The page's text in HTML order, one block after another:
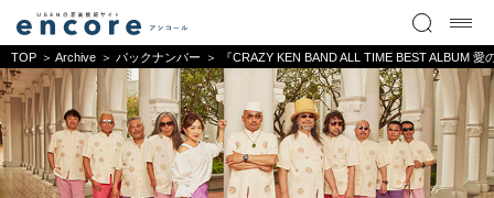
TOP Archive バックナンバー 『CRAZY KEN BAND ALL TIME BEST ALBUM 愛